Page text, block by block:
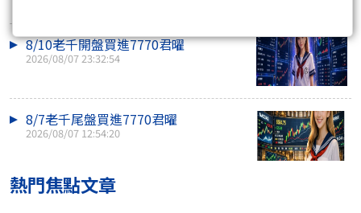
8/10老千開盤買進7770君曜
2026/08/07 23:32:54
8/7老千尾盤買進7770君曜
2026/08/07 12:54:20
熱門焦點文章